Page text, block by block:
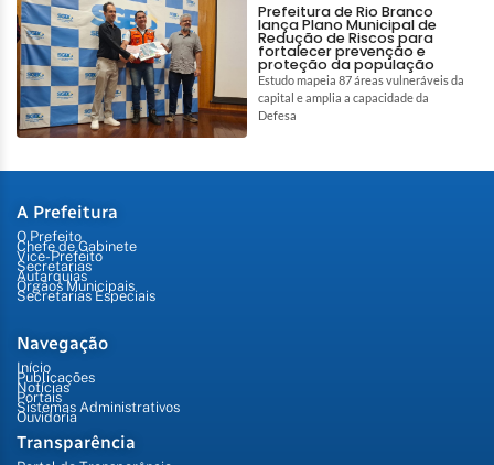
Prefeitura de Rio Branco
lança Plano Municipal de
Redução de Riscos para
fortalecer prevenção e
proteção da população
Estudo mapeia 87 áreas vulneráveis da
capital e amplia a capacidade da
Defesa
A Prefeitura
O Prefeito
Chefe de Gabinete
Vice-Prefeito
Secretarias
Autarquias
Órgãos Municipais
Secretarias Especiais
Navegação
Início
Publicações
Notícias
Portais
Sistemas Administrativos
Ouvidoria
Transparência